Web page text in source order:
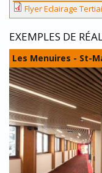
Flyer Eclairage
EXEMPLES DE
Les Menuires - St-